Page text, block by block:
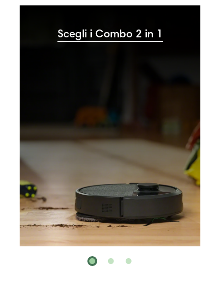
Scegli i Combo 2 in 1